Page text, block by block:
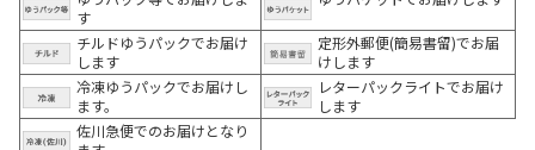
す
チルドゆうパックでお届け
します
定形外郵便(簡易書留)でお届
けします
冷凍ゆうパックでお届けし
ます。
レターパックライトでお届け
します
佐川急便でのお届けとなり